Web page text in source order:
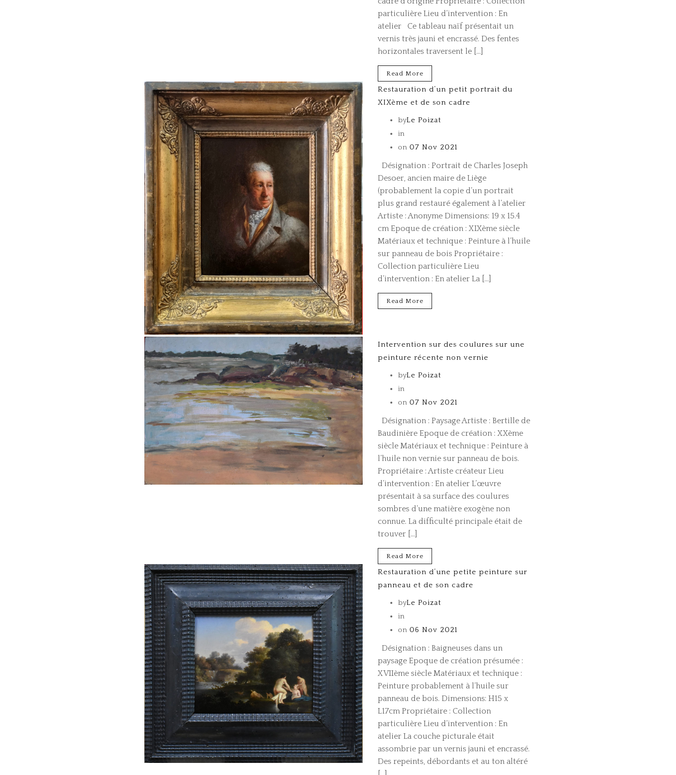
particulière Lieu d’intervention : En
atelier Ce tableau naïf présentait un
vernis très jauni et encrassé. Des fentes
horizontales traversent le […]
Read More
Restauration d’un petit portrait du
XIXème et de son cadre
byLe Poizat
in
on 07 Nov 2021
Désignation : Portrait de Charles Joseph
Desoer, ancien maire de Liège
(probablement la copie d’un portrait
plus grand restauré également à l’atelier
Artiste : Anonyme Dimensions: 19 x 15.4
cm Epoque de création : XIXème siècle
Matériaux et technique : Peinture à l’huile
sur panneau de bois Propriétaire :
Collection particulière Lieu
d’intervention : En atelier La […]
Read More
Intervention sur des coulures sur une
peinture récente non vernie
byLe Poizat
in
on 07 Nov 2021
Désignation : Paysage Artiste : Bertille de
Baudinière Epoque de création : XXème
siècle Matériaux et technique : Peinture à
l’huile non vernie sur panneau de bois.
Propriétaire : Artiste créateur Lieu
d’intervention : En atelier L’œuvre
présentait à sa surface des coulures
sombres d’une matière exogène non
connue. La difficulté principale était de
trouver […]
Read More
Restauration d’une petite peinture sur
panneau et de son cadre
byLe Poizat
in
on 06 Nov 2021
Désignation : Baigneuses dans un
paysage Epoque de création présumée :
XVIIème siècle Matériaux et technique :
Peinture probablement à l’huile sur
panneau de bois. Dimensions: H15 x
L17cm Propriétaire : Collection
particulière Lieu d’intervention : En
atelier La couche picturale était
assombrie par un vernis jauni et encrassé.
Des repeints, débordants et au ton altéré